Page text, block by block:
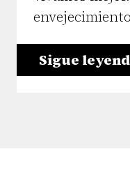
Sigue